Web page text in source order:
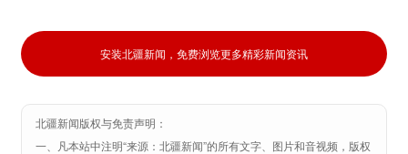
安装北疆新闻，免费浏览更多精彩新闻资讯
北疆新闻版权与免责声明：
一、凡本站中注明“来源：北疆新闻”的所有文字、图片和音视频，版权